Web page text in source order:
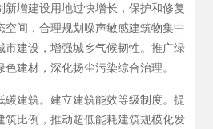
新增建设用地过快增长，保护和修复
间，合理规划噪声敏感建筑物集中
市建设，增强城乡气候韧性。推广绿
建材，深化扬尘污染综合治理。
碳建筑。建立建筑能效等级制度。提
筑比例，推动超低能耗建筑规模化发